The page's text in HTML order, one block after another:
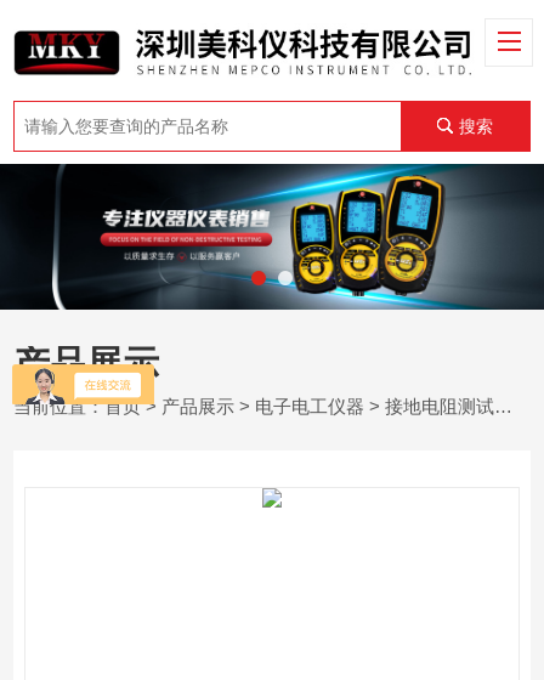
搜索
产品展示
当前位置：首页> 产品展示 > 电子电工仪器 >接地电阻测试仪